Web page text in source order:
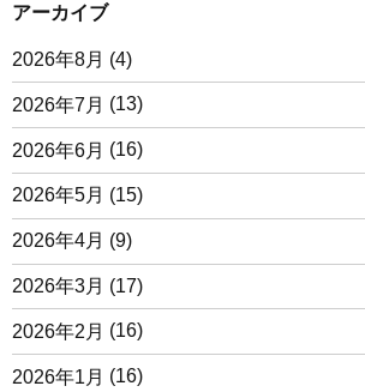
アーカイブ
2026年8月 (4)
2026年7月 (13)
2026年6月 (16)
2026年5月 (15)
2026年4月 (9)
2026年3月 (17)
2026年2月 (16)
2026年1月 (16)